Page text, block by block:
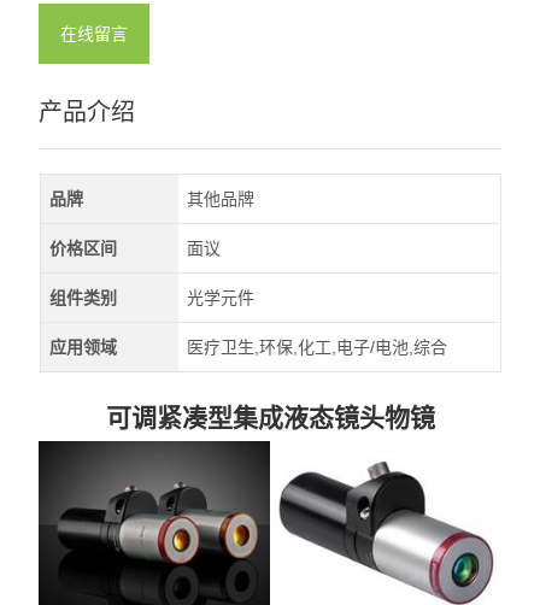
在线留言
产品介绍
品牌 其他品牌
价格区间 面议
组件类别 光学元件
应用领域 医疗卫生,环保,化工,电子/电池,综合
可调紧凑型集成液态镜头物镜